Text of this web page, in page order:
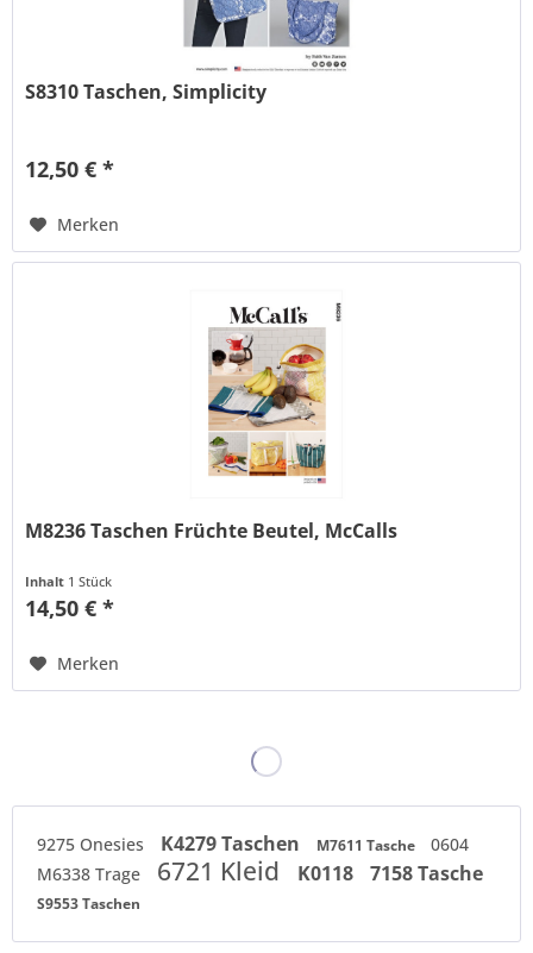
S8310 Taschen, Simplicity
12,50 € *
Merken
M8236 Taschen Früchte Beutel, McCalls
Inhalt 1 Stück
14,50 € *
Merken
9275 Onesies K4279 Taschen M7611 Tasche
0604
M6338 Trage
6721 Kleid K0118 7158 Tasche
S9553 Taschen